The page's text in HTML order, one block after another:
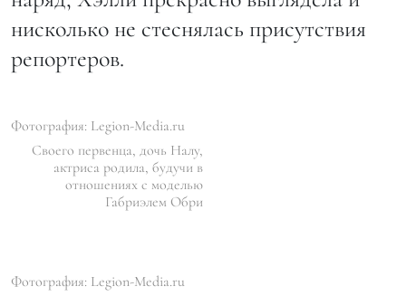
нисколько не стеснялась присутствия
репортеров.
Фотография: Legion-Media.ru
Своего первенца, дочь Налу,
актриса родила, будучи в
отношениях с моделью
Габриэлем Обри
Фотография: Legion-Media.ru